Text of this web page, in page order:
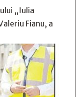
„Iulia
Fianu, a